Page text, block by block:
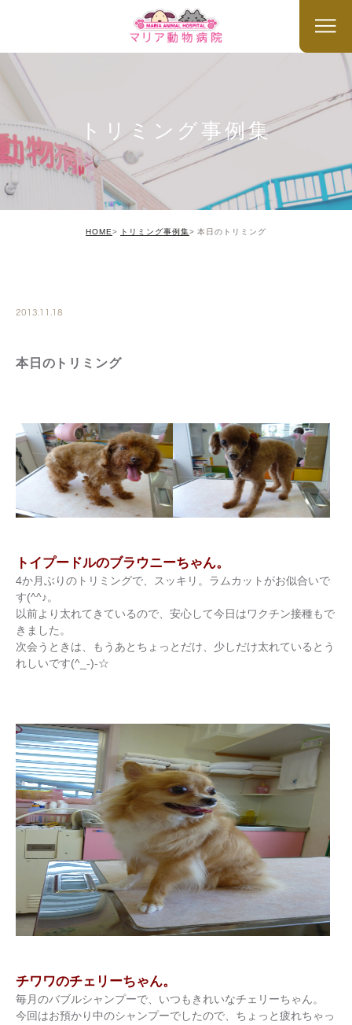
トリミング事例集
HOME トリミング事例集 本日のトリミング
2013.11.18
本日のトリミング
トイプードルのブラウニーちゃん。
4か月ぶりのトリミングで、スッキリ。ラムカットがお似合いで
す(^^♪。
以前より太れてきているので、安心して今日はワクチン接種もで
きました。
次会うときは、もうあとちょっとだけ、少しだけ太れているとう
れしいです(^_-)-☆
チワワのチェリーちゃん。
毎月のバブルシャンプーで、いつもきれいなチェリーちゃん。
今回はお預かり中のシャンプーでしたので、ちょっと疲れちゃっ